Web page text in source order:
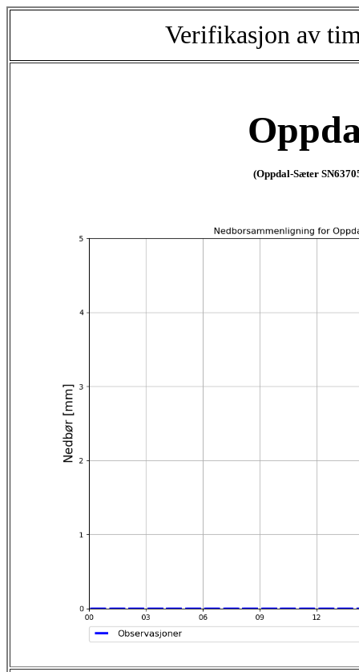
Verifikasjon av
(Oppdal-Sæter